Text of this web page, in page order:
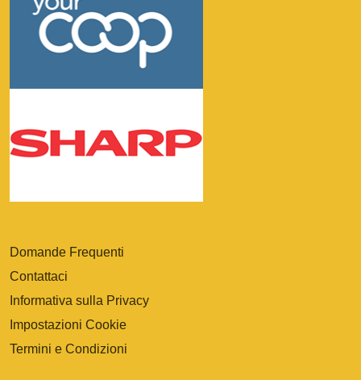
Domande Frequenti
Contattaci
Informativa sulla Privacy
Impostazioni Cookie
Termini e Condizioni